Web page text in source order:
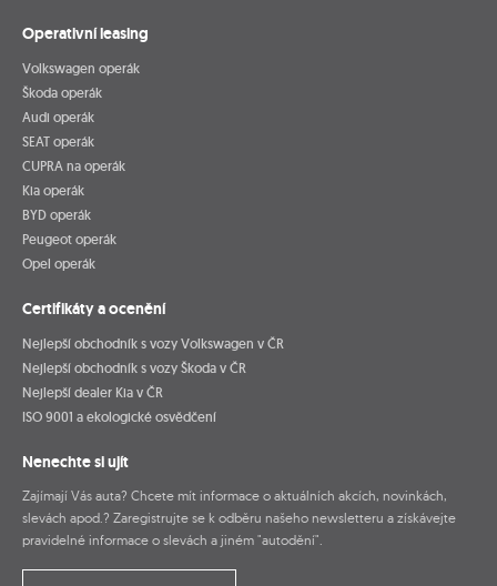
Operativní leasing
Volkswagen operák
Škoda operák
Audi operák
SEAT operák
CUPRA na operák
Kia operák
BYD operák
Peugeot operák
Opel operák
Certifikáty a ocenění
Nejlepší obchodník s vozy Volkswagen v ČR
Nejlepší obchodník s vozy Škoda v ČR
Nejlepší dealer Kia v ČR
ISO 9001 a ekologické osvědčení
Nenechte si ujít
Zajímají Vás auta? Chcete mít informace o aktuálních akcích, novinkách,
slevách apod.? Zaregistrujte se k odběru našeho newsletteru a získávejte
pravidelné informace o slevách a jiném "autodění".